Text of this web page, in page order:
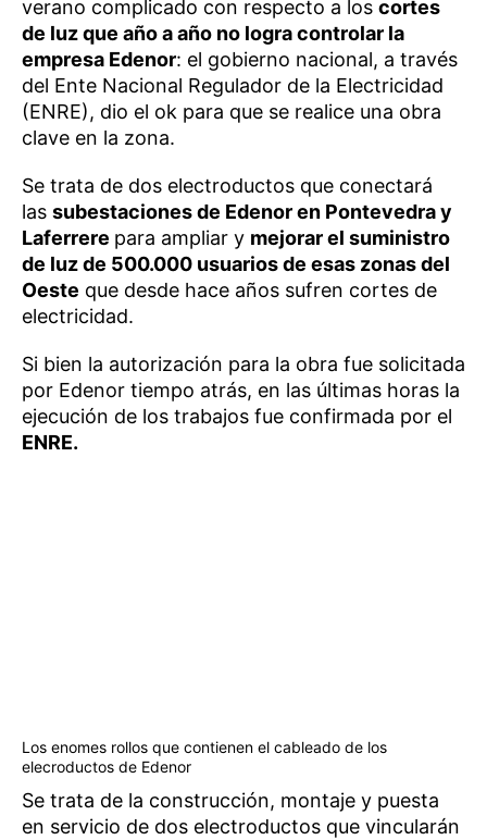
verano complicado con respecto a los cortes
de luz que año a año no logra controlar la
empresa Edenor: el gobierno nacional, a través
del Ente Nacional Regulador de la Electricidad
(ENRE), dio el ok para que se realice una obra
clave en la zona.
Se trata de dos electroductos que conectará
las subestaciones de Edenor en Pontevedra y
Laferrere para ampliar y mejorar el suministro
de luz de 500.000 usuarios de esas zonas del
Oeste que desde hace años sufren cortes de
electricidad.
Si bien la autorización para la obra fue solicitada
por Edenor tiempo atrás, en las últimas horas la
ejecución de los trabajos fue confirmada por el
ENRE.
Los enomes rollos que contienen el cableado de los
elecroductos de Edenor
Se trata de la construcción, montaje y puesta
en servicio de dos electroductos que vincularán